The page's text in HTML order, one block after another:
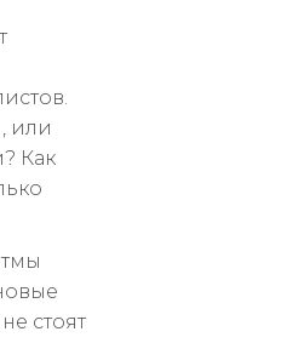
или
Как
стоят